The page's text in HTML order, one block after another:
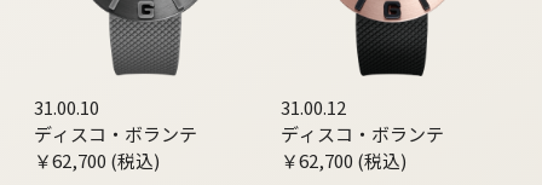
31.00.10
ディスコ・ボランテ
￥62,700 (税込)
31.00.12
ディスコ・ボランテ
￥62,700 (税込)